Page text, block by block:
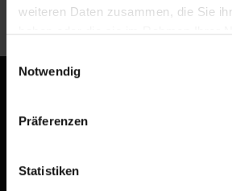
weiteren Daten zusammen, die Sie
haben oder die sie im Rahmen Ihrer
Einwilligungsauswahl
Notwendig
Präferenzen
Statistiken
Jobs